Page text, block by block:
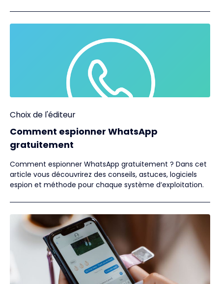
Choix de l'éditeur
Comment espionner WhatsApp
gratuitement
Comment espionner WhatsApp gratuitement ? Dans cet
article vous découvrirez des conseils, astuces, logiciels
espion et méthode pour chaque système d’exploitation.